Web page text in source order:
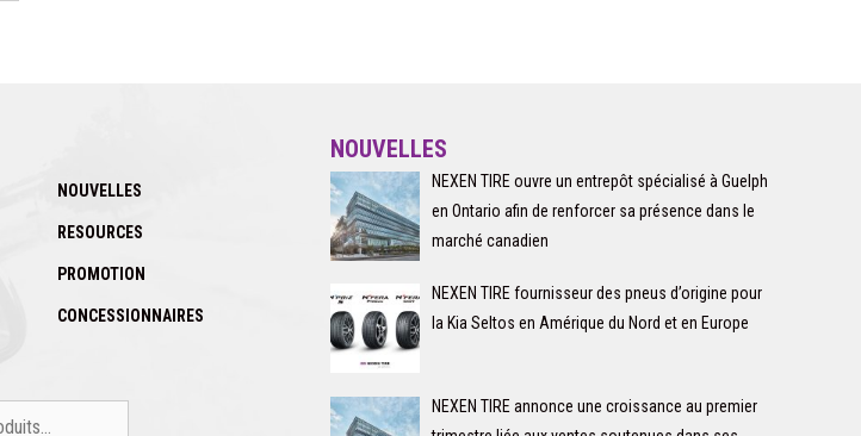
NOUVELLES
RESOURCES
PROMOTION
CONCESSIONNAIRES
NOUVELLES
NEXEN TIRE ouvre un entrepôt spécialisé à Guelph
en Ontario afin de renforcer sa présence dans le
marché canadien
NEXEN TIRE fournisseur des pneus d’origine pour
la Kia Seltos en Amérique du Nord et en Europe
NEXEN TIRE annonce une croissance au premier